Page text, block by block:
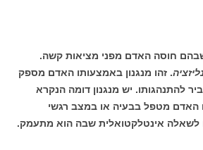
שבהם חוסה האדם מפני מציאות קשה.
. זהו מנגנון באמצעותו האדם מספק
להתנהגותו. יש מנגנון דומה הנקרא
האדם מטפל בבעיה או במצב רגשי
לשאלה אינטלקטואלית שבה הוא מתעמק.